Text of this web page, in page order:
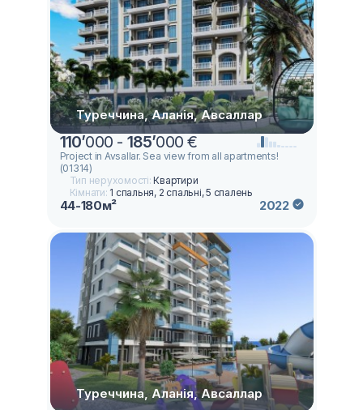
Туреччина, Аланія, Авсаллар
110’000 - 185’000 €
Project in Avsallar. Sea view from all apartments!
(01314)
Тип нерухомості:Квартири
Кімнати: 1 спальня, 2 спальні, 5 спалень
44-180м² 2022
Туреччина, Аланія, Авсаллар